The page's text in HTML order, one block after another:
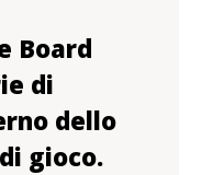
Board
di
dello
gioco.